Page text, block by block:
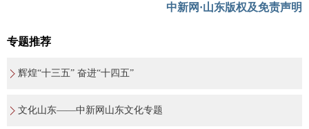
中新网·山东版权及免责声明
专题推荐
辉煌“十三五” 奋进“十四五”
文化山东——中新网山东文化专题